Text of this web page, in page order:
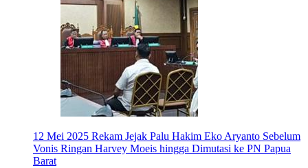
12 Mei 2025 Rekam Jejak Palu Hakim Eko Aryanto Sebelum
Vonis Ringan Harvey Moeis hingga Dimutasi ke PN Papua
Barat